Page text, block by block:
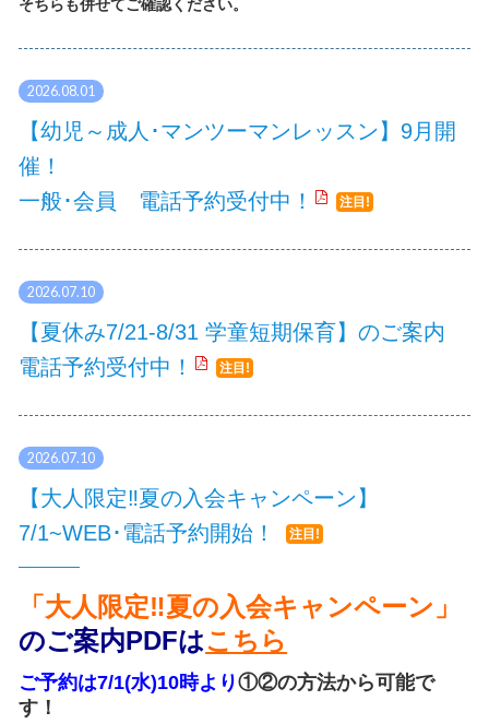
そちらも併せてご確認ください。
2026.08.01
【幼児～成人･マンツーマンレッスン】9月開
催！
一般･会員 電話予約受付中！
注目!
2026.07.10
【夏休み7/21-8/31 学童短期保育】のご案内
電話予約受付中！
注目!
2026.07.10
【大人限定‼夏の入会キャンペーン】
7/1~WEB･電話予約開始！
注目!
「大人限定‼夏の入会キャンペーン 」
のご案内PDFはこちら
ご予約は7/1(水)10時より①②の方法から可能で
す！